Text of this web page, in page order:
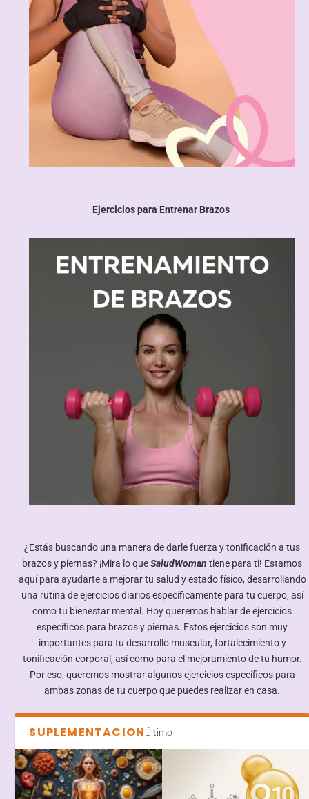
Ejercicios para Entrenar Brazos
¿Estás buscando una manera de darle fuerza y tonificación a tus
brazos y piernas? ¡Mira lo queSaludWoman tiene para ti! Estamos
aquí para ayudarte a mejorar tu salud y estado físico, desarrollando
una rutina de ejercicios diarios específicamente para tu cuerpo, así
como tu bienestar mental. Hoy queremos hablar de ejercicios
específicos para brazos y piernas. Estos ejercicios son muy
importantes para tu desarrollo muscular, fortalecimiento y
tonificación corporal, así como para el mejoramiento de tu humor.
Por eso, queremos mostrar algunos ejercicios específicos para
ambas zonas de tu cuerpo que puedes realizar en casa.
SUPLEMENTACIONÚltimo